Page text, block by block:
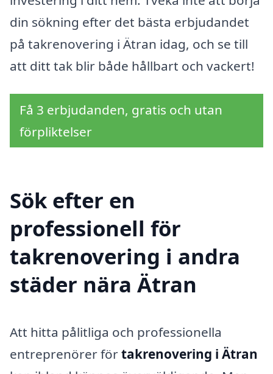
din sökning efter det bästa erbjudandet
på takrenovering i Ätran idag, och se till
att ditt tak blir både hållbart och vackert!
Få 3 erbjudanden, gratis och utan
förpliktelser
Sök efter en
professionell för
takrenovering i andra
städer nära Ätran
Att hitta pålitliga och professionella
entreprenörer förtakrenovering i Ätran